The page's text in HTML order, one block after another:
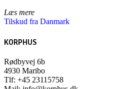
Læs mere
Tilskud fra Danmark
KORPHUS
Rødbyvej 6b
4930 Maribo
Tlf: +45 23115758